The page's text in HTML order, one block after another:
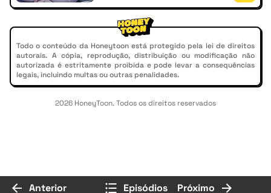
Todo o conteúdo da Honeytoon está protegido pela lei de direitos
autorais. A cópia, reprodução, distribuição ou modificação não
autorizada é estritamente proibida e pode levar a consequências
legais, incluindo multas ou outras penalidades.
2026 HoneyToon. Todos os direitos reservados
Anterior Episódios Próximo